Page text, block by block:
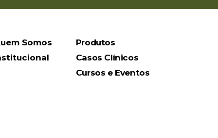
Somos
Produtos
Casos Clínicos
Cursos e Eventos